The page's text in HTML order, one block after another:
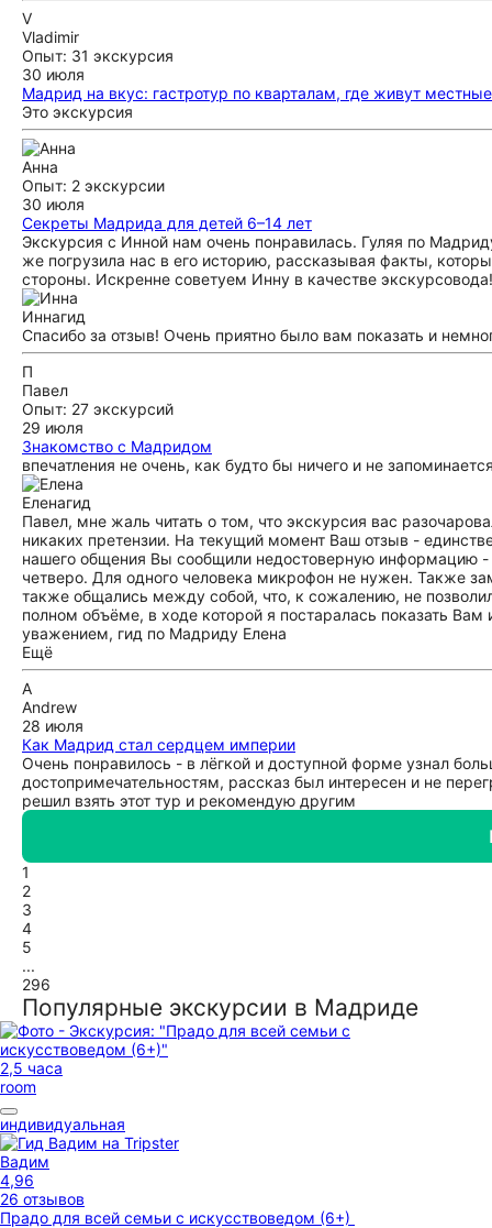
V
Vladimir
Опыт: 31 экскурсия
30 июля
Мадрид на вкус: гастротур по кварталам, где живут местные
Это экскурсия
Анна
Опыт: 2 экскурсии
30 июля
Секреты Мадрида для детей 6–14 лет
Экскурсия с Инной нам очень понравилась. Гуляя по
же погрузила нас в его историю, рассказывая факты,
стороны. Искренне советуем Инну в качестве экскурсовода!
Иннагид
Спасибо за отзыв! Очень приятно было вам показать и
П
Павел
Опыт: 27 экскурсий
29 июля
Знакомство с Мадридом
впечатления не очень, как будто бы ничего и не
Еленагид
Павел, мне жаль читать о том, что экскурсия вас
никаких претензии. На текущий момент Ваш отзыв -
нашего общения Вы сообщили недостоверную информацию -
четверо. Для одного человека микрофон не нужен. Также
также общались между собой, что, к сожалению, не
полном объёме, в ходе которой я постаралась показать
уважением, гид по Мадриду Елена
Ещё
A
Andrew
28 июля
Как Мадрид стал сердцем империи
Очень понравилось - в лёгкой и доступной форме узнал
достопримечательностям, рассказ был интересен и не
решил взять этот тур и рекомендую другим
1
2
3
4
5
...
296
Популярные экскурсии в Мадриде
2,5 часа
room
индивидуальная
Вадим
4,96
26 отзывов
Прадо для всей семьи с искусствоведом (6+)